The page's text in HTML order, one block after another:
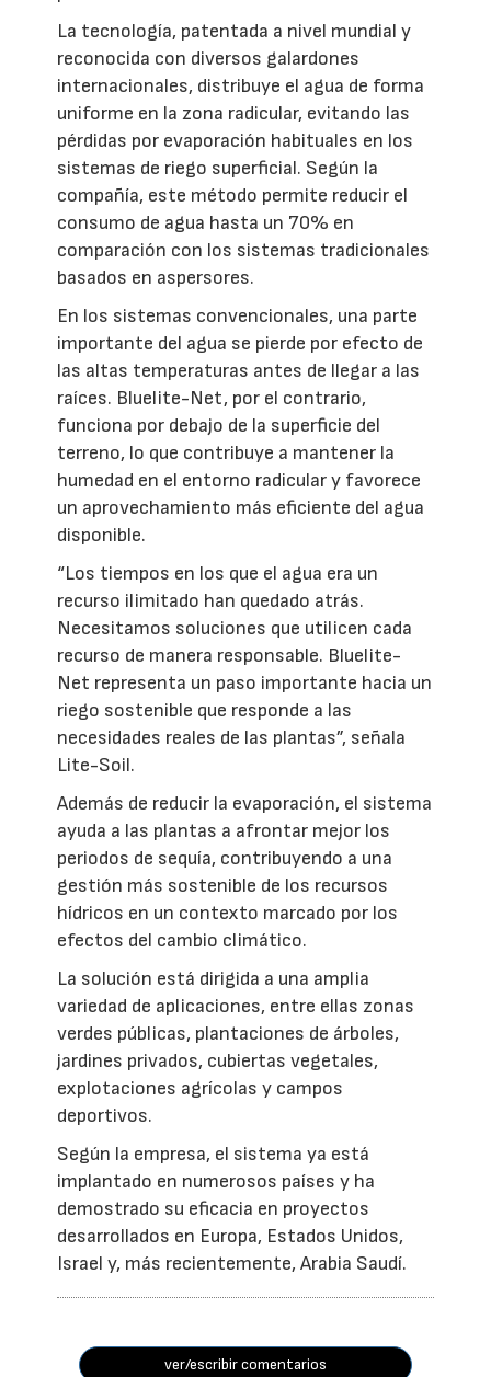
La tecnología, patentada a nivel mundial y
reconocida con diversos galardones
internacionales, distribuye el agua de forma
uniforme en la zona radicular, evitando las
pérdidas por evaporación habituales en los
sistemas de riego superficial. Según la
compañía, este método permite reducir el
consumo de agua hasta un 70% en
comparación con los sistemas tradicionales
basados en aspersores.
En los sistemas convencionales, una parte
importante del agua se pierde por efecto de
las altas temperaturas antes de llegar a las
raíces. Bluelite-Net, por el contrario,
funciona por debajo de la superficie del
terreno, lo que contribuye a mantener la
humedad en el entorno radicular y favorece
un aprovechamiento más eficiente del agua
disponible.
“Los tiempos en los que el agua era un
recurso ilimitado han quedado atrás.
Necesitamos soluciones que utilicen cada
recurso de manera responsable. Bluelite-
Net representa un paso importante hacia un
riego sostenible que responde a las
necesidades reales de las plantas”, señala
Lite-Soil.
Además de reducir la evaporación, el sistema
ayuda a las plantas a afrontar mejor los
periodos de sequía, contribuyendo a una
gestión más sostenible de los recursos
hídricos en un contexto marcado por los
efectos del cambio climático.
La solución está dirigida a una amplia
variedad de aplicaciones, entre ellas zonas
verdes públicas, plantaciones de árboles,
jardines privados, cubiertas vegetales,
explotaciones agrícolas y campos
deportivos.
Según la empresa, el sistema ya está
implantado en numerosos países y ha
demostrado su eficacia en proyectos
desarrollados en Europa, Estados Unidos,
Israel y, más recientemente, Arabia Saudí.
ver/escribir comentarios